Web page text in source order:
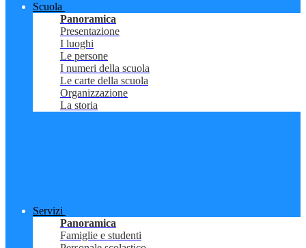
Scuola
Panoramica
Presentazione
I luoghi
Le persone
I numeri della scuola
Le carte della scuola
Organizzazione
La storia
Servizi
Panoramica
Famiglie e studenti